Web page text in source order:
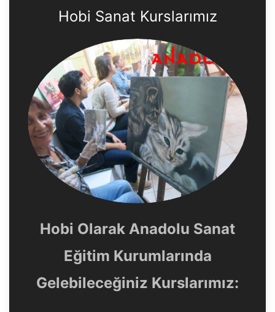
Hobi Sanat Kurslarımız
Hobi Olarak Anadolu Sanat
Eğitim Kurumlarında
Gelebileceğiniz Kurslarımız: